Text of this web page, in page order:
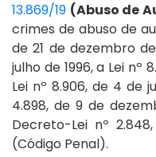
13.869/19 (Abuso de
crimes de abuso de
de 21 de dezembro
julho de 1996, a Lei nº
Lei nº 8.906, de 4 de
4.898, de 9 de
Decreto-Lei nº
(Código Penal).